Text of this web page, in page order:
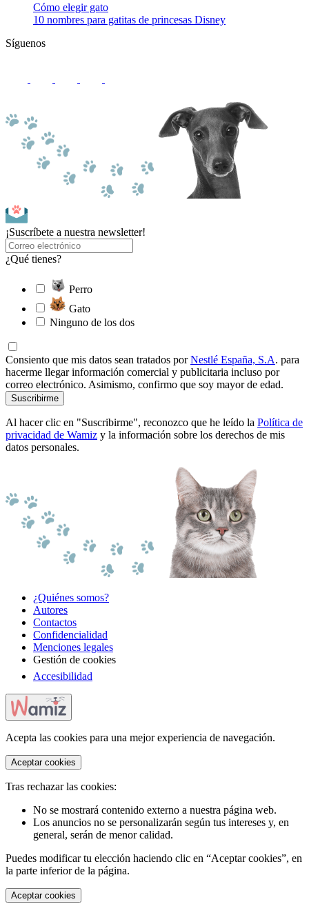
Cómo elegir gato
10 nombres para gatitas de princesas Disney
Síguenos
¡Suscríbete a nuestra newsletter!
¿Qué tienes?
Perro
Gato
Ninguno de los dos
Consiento que mis datos sean tratados porNestlé España, S.A. para
hacerme llegar información comercial y publicitaria incluso por
correo electrónico. Asimismo, confirmo que soy mayor de edad.
Suscribirme
Al hacer clic en "Suscribirme", reconozco que he leído la Política de
privacidad de Wamiz y la información sobre los derechos de mis
datos personales.
¿Quiénes somos?
Autores
Contactos
Confidencialidad
Menciones legales
Gestión de cookies
Accesibilidad
Acepta las cookies para una mejor experiencia de navegación.
Aceptar cookies
Tras rechazar las cookies:
No se mostrará contenido externo a nuestra página web.
Los anuncios no se personalizarán según tus intereses y, en
general, serán de menor calidad.
Puedes modificar tu elección haciendo clic en “Aceptar cookies”, en
la parte inferior de la página.
Aceptar cookies